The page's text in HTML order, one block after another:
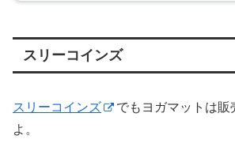
スリーコインズ
スリーコインズ
でもヨガマットは販
よ。